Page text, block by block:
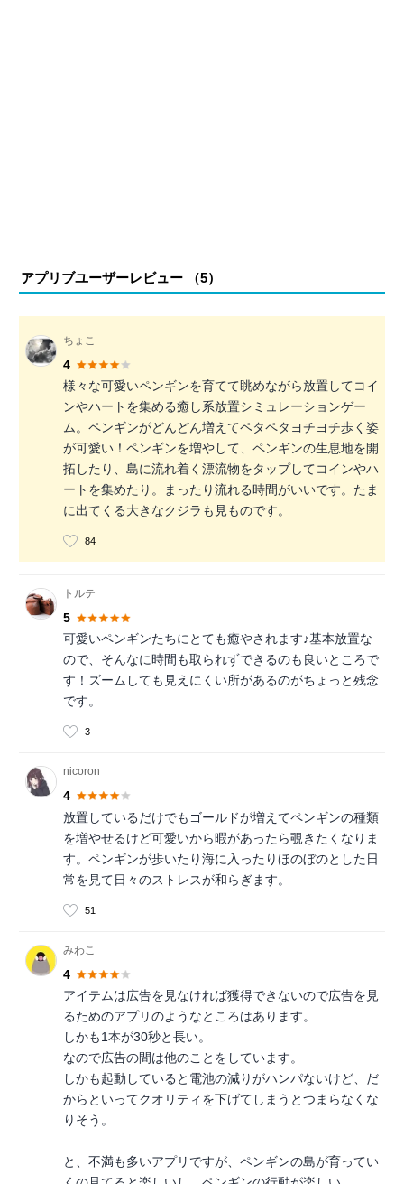
アプリブユーザーレビュー （5）
ちょこ
4
様々な可愛いペンギンを育てて眺めながら放置してコイ
ンやハートを集める癒し系放置シミュレーションゲー
ム。ペンギンがどんどん増えてペタペタヨチヨチ歩く姿
が可愛い！ペンギンを増やして、ペンギンの生息地を開
拓したり、島に流れ着く漂流物をタップしてコインやハ
ートを集めたり。まったり流れる時間がいいです。たま
に出てくる大きなクジラも見ものです。
84
トルテ
5
可愛いペンギンたちにとても癒やされます♪基本放置な
ので、そんなに時間も取られずできるのも良いところで
す！ズームしても見えにくい所があるのがちょっと残念
です。
3
nicoron
4
放置しているだけでもゴールドが増えてペンギンの種類
を増やせるけど可愛いから暇があったら覗きたくなりま
す。ペンギンが歩いたり海に入ったりほのぼのとした日
常を見て日々のストレスが和らぎます。
51
みわこ
4
アイテムは広告を見なければ獲得できないので広告を見
るためのアプリのようなところはあります。
しかも1本が30秒と長い。
なので広告の間は他のことをしています。
しかも起動していると電池の減りがハンパないけど、だ
からといってクオリティを下げてしまうとつまらなくな
りそう。
と、不満も多いアプリですが、ペンギンの島が育ってい